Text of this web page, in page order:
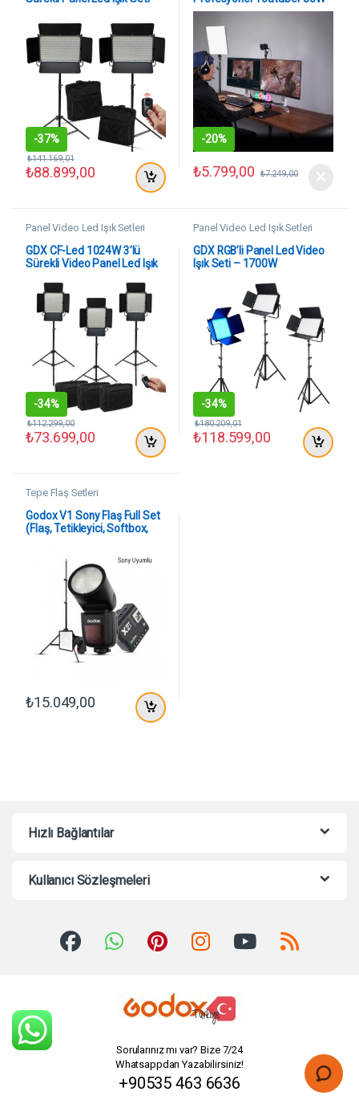
-37%
₺88.899,00
₺141.169,01
Tekli Masaüstü Yayıncı Işık
Seti
-20%
₺5.799,00 ₺7.249,00
Panel Video Led Işık Setleri
GDX CF-Led 1024W 3’lü
Sürekli Video Panel Led Işık
-34%
₺73.699,00
₺112.299,00
Panel Video Led Işık Setleri
GDX RGB’li Panel Led Video
Işık Seti – 1700W
-34%
₺118.599,00
₺180.209,01
Tepe Flaş Setleri
Godox V1 Sony Flaş Full Set
(Flaş, Tetikleyici, Softbox,
₺15.049,00
Hızlı Bağlantılar
Kullanıcı Sözleşmeleri
Sorularınız mı var? Bize 7/24
Whatsappdan Yazabilirsiniz!
+90535 463 6636